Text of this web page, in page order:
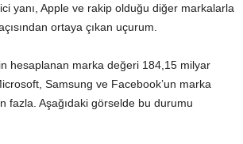
yanı, Apple ve rakip olduğu diğer markalarla
ortaya çıkan uçurum.
hesaplanan marka değeri 184,15 milyar
Samsung ve Facebook’un marka
fazla. Aşağıdaki görselde bu durumu